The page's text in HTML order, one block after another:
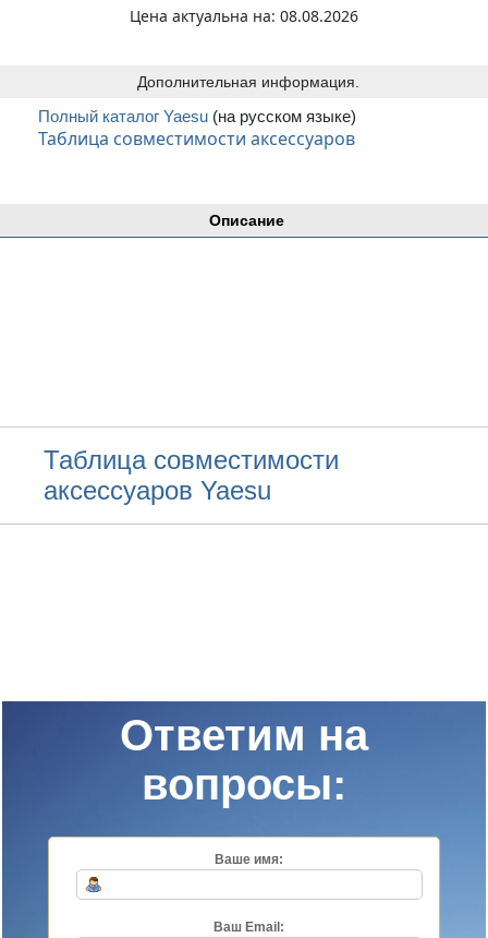
Описание
Таблица совместимости
аксессуаров Yaesu
Цена актуальна на: 08.08.2026
Дополнительная информация.
Полный каталог Yaesu (на русском языке)
Таблица совместимости аксессуаров
Ответим на
вопросы:
Ваше имя:
Ваш Email: